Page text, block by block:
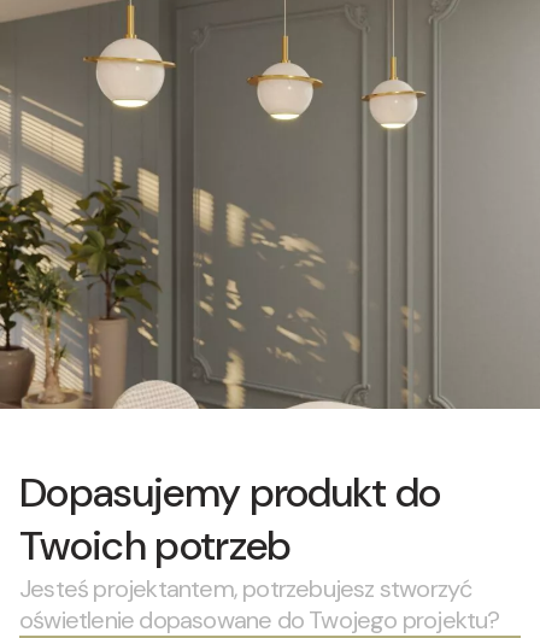
Dopasujemy produkt do
Twoich potrzeb
Jesteś projektantem, potrzebujesz stworzyć
oświetlenie dopasowane do Twojego projektu?